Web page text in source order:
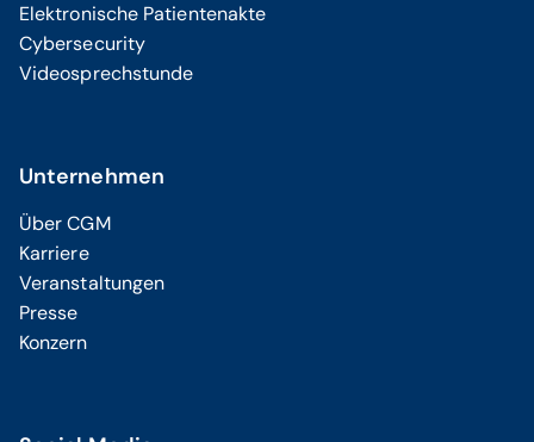
Elektronische Patientenakte
Cybersecurity
Videosprechstunde
Unternehmen
Über CGM
Karriere
Veranstaltungen
Presse
Konzern